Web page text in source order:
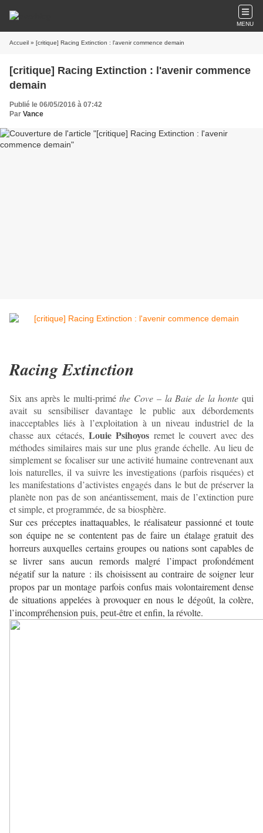
MENU
Accueil » [critique] Racing Extinction : l'avenir commence demain
[critique] Racing Extinction : l'avenir commence
demain
Publié le 06/05/2016 à 07:42
Par Vance
Racing Extinction
Six ans après le multi-priméthe Cove – la Baie de la honte qui
avait su sensibiliser davantage le public aux débordements
inacceptables liés à l’exploitation à un niveau industriel de la
chasse aux cétacés, Louie Psihoyos remet le couvert avec des
méthodes similaires mais sur une plus grande échelle. Au lieu de
simplement se focaliser sur une activité humaine contrevenant aux
lois naturelles, il va suivre les investigations (parfois risquées) et
les manifestations d’activistes engagés dans le but de préserver la
planète non pas de son anéantissement, mais de l’extinction pure
et simple, et programmée, de sa biosphère.
Sur ces préceptes inattaquables, le réalisateur passionné et toute
son équipe ne se contentent pas de faire un étalage gratuit des
horreurs auxquelles certains groupes ou nations sont capables de
se livrer sans aucun remords malgré l’impact profondément
négatif sur la nature : ils choisissent au contraire de soigner leur
propos par un montage parfois confus mais volontairement dense
de situations appelées à provoquer en nous le dégoût, la colère,
l’incompréhension puis, peut-être et enfin, la révolte.